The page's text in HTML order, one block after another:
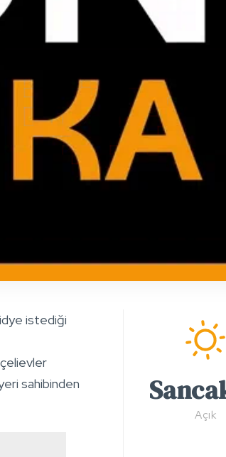
istediği
sahibinden
Açık